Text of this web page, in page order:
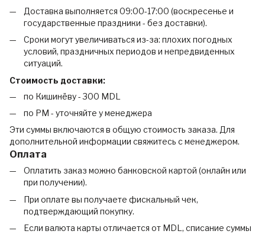
Доставка выполняется 09:00-17:00 (воскресенье и
государственные праздники - без доставки).
Сроки могут увеличиваться из-за: плохих погодных
условий, праздничных периодов и непредвиденных
ситуаций.
Стоимость доставки:
по Кишинёву - 300 MDL
по РМ - уточняйте у менеджера
Эти суммы включаются в общую стоимость заказа. Для
дополнительной информации свяжитесь с менеджером.
Оплата
Оплатить заказ можно банковской картой (онлайн или
при получении).
При оплате вы получаете фискальный чек,
подтверждающий покупку.
Если валюта карты отличается от MDL, списание суммы